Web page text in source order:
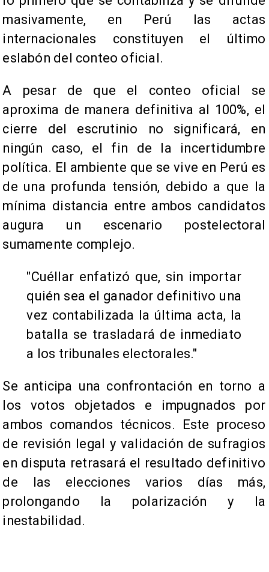
masivamente, en Perú las actas
internacionales constituyen el último
eslabón del conteo oficial.
A pesar de que el conteo oficial se
aproxima de manera definitiva al 100%, el
cierre del escrutinio no significará, en
ningún caso, el fin de la incertidumbre
política. El ambiente que se vive en Perú es
de una profunda tensión, debido a que la
mínima distancia entre ambos candidatos
augura un escenario postelectoral
sumamente complejo.
"Cuéllar enfatizó que, sin importar
quién sea el ganador definitivo una
vez contabilizada la última acta, la
batalla se trasladará de inmediato
a los tribunales electorales."
Se anticipa una confrontación en torno a
los votos objetados e impugnados por
ambos comandos técnicos. Este proceso
de revisión legal y validación de sufragios
en disputa retrasará el resultado definitivo
de las elecciones varios días más,
prolongando la polarización y la
inestabilidad.